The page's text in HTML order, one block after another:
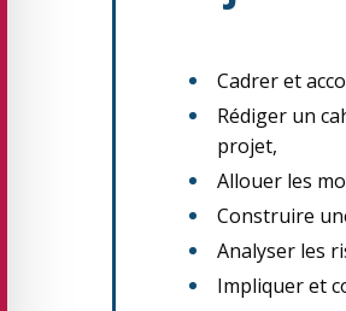
Cadrer et
Rédiger un
projet,
Allouer les
Construire
Analyser les
Impliquer et